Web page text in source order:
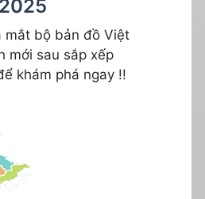
mắt bộ bản đồ Việt
mới sau sắp xếp
khám phá ngay !!